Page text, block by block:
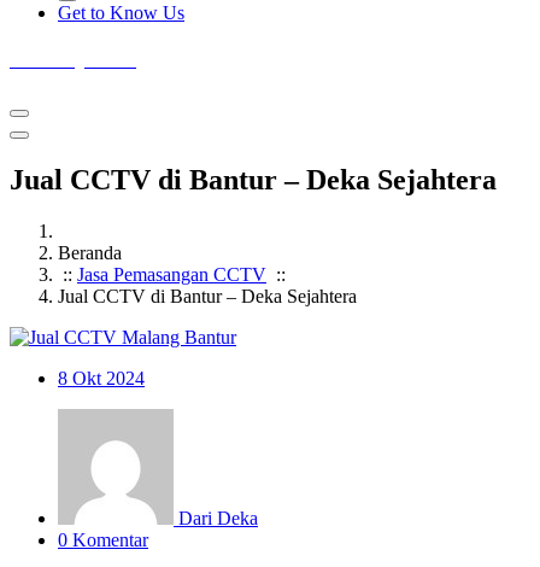
Get to Know Us
Jual CCTV di Bantur – Deka Sejahtera
Beranda
:: Jasa Pemasangan CCTV ::
Jual CCTV di Bantur – Deka Sejahtera
8 Okt 2024
Dari Deka
0 Komentar